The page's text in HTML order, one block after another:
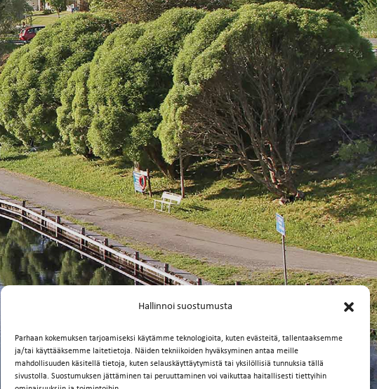
Hallinnoi suostumusta
Parhaan kokemuksen tarjoamiseksi käytämme teknologioita, kuten evästeitä, tallentaaksemme
ja/tai käyttääksemme laitetietoja. Näiden tekniikoiden hyväksyminen antaa meille
mahdollisuuden käsitellä tietoja, kuten selauskäyttäytymistä tai yksilöllisiä tunnuksia tällä
sivustolla. Suostumuksen jättäminen tai peruuttaminen voi vaikuttaa haitallisesti tiettyihin